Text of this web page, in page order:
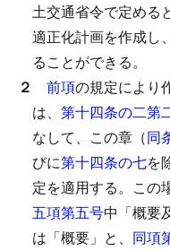
土交通省令で定める
適正化計画を作成し
ることができる。
２ 前項の規定により
は、 第十四条の二第
なして、この章（同
びに第十四条の七を
定を適用する。 この
五項第五号中「概要
は「概要」と、 同項